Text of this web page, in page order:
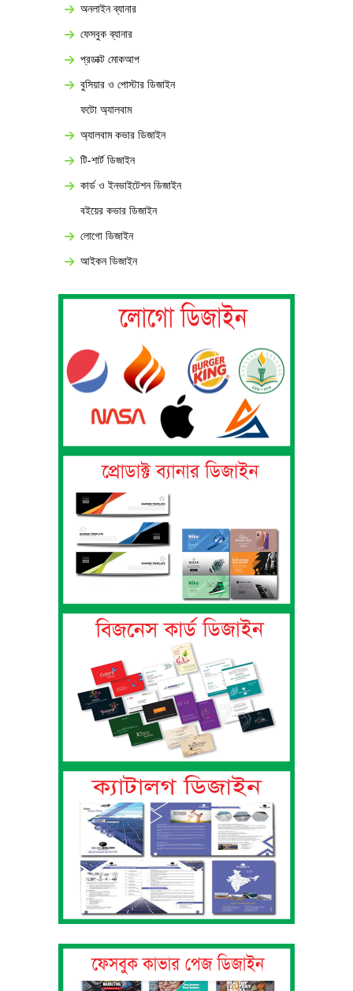
অনলাইন ব্যানার
ফেসবুক ব্যানার
প্রডাক্ট মোকআপ
বুসিয়ার ও পোস্টার ডিজাইন
ফটো অ্যালবাম
অ্যালবাম কভার ডিজাইন
টি-শার্ট ডিজাইন
কার্ড ও ইনভাইটেশন ডিজাইন
বইয়ের কভার ডিজাইন
লোগো ডিজাইন
আইকন ডিজাইন